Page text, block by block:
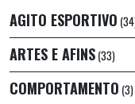
AGITO ESPORTIVO
ARTES E AFINS(33)
COMPORTAMENTO (3)